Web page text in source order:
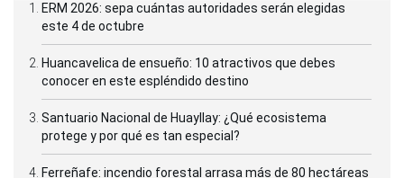
ERM 2026: sepa cuántas autoridades serán elegidas
este 4 de octubre
Huancavelica de ensueño: 10 atractivos que debes
conocer en este espléndido destino
Santuario Nacional de Huayllay: ¿Qué ecosistema
protege y por qué es tan especial?
Ferreñafe: incendio forestal arrasa más de 80 hectáreas